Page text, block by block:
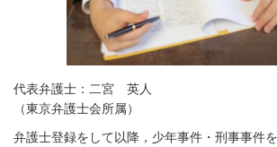
代表弁護士：二宮 英人
（東京弁護士会所属）
弁護士登録をして以降，少年事件・刑事事件